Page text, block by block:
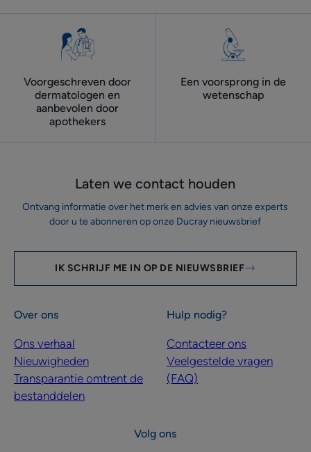
Voorgeschreven door
dermatologen ​en
aanbevolen door
apothekers
Een voorsprong in de
wetenschap
Laten we contact houden
Ontvang informatie over het merk en advies van onze experts
door u te abonneren op onze Ducray nieuwsbrief
IK SCHRIJF ME IN OP DE NIEUWSBRIEF
Over ons
Ons verhaal
Nieuwigheden
Transparantie omtrent de
bestanddelen
Hulp nodig?
Contacteer ons
Veelgestelde vragen
(FAQ)
Volg ons